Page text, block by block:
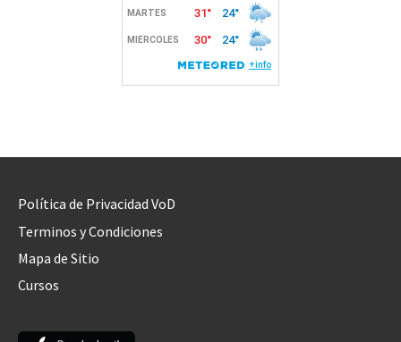
Política de Privacidad VoD
Terminos y Condiciones
Mapa de Sitio
Cursos